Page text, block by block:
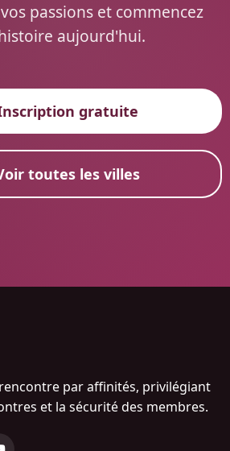
passions et commencez
aujourd'hui.
gratuite
toutes les villes
par affinités, privilégiant
et la sécurité des membres.